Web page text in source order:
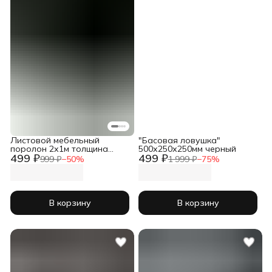
499 ₽999 ₽−50%
Листовой мебельный
поролон 2х1м толщина
10мм
В корзину
499 ₽1 999 ₽−75%
"Басовая ловушка"
500х250х250мм черный
В корзину